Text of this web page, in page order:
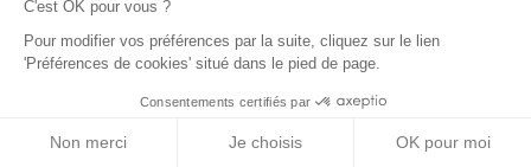
C'est OK pour vous ?
Pour modifier vos préférences par la suite, cliquez sur le lien
'Préférences de cookies' situé dans le pied de page.
Consentements certifiés par
Non merci Je choisis OK pour moi
13 Rue des Cordeliers, 33000 Bordeaux, France